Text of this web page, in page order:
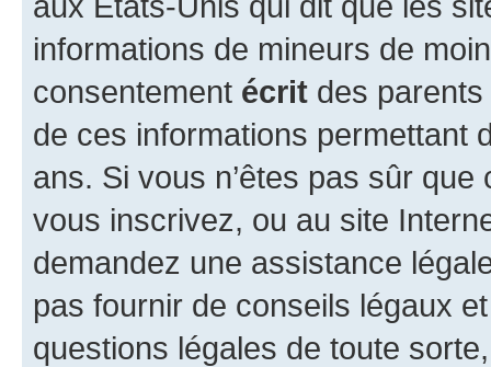
informations de mineurs de
consentement écrit des parents
de ces informations permettant
ans. Si vous n’êtes pas sûr
vous inscrivez, ou au site
demandez une assistance
pas fournir de conseils légaux
questions légales de toute